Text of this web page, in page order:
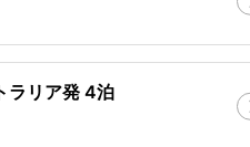
ラリア発 4泊